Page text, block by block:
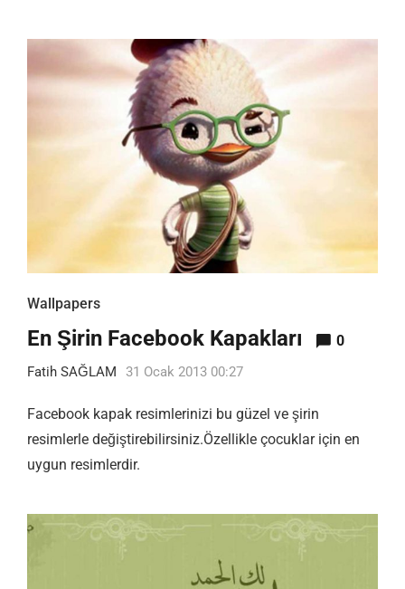
Wallpapers
En Şirin Facebook Kapakları 0
Fatih SAĞLAM 31 Ocak 2013 00:27
Facebook kapak resimlerinizi bu güzel ve şirin
resimlerle değiştirebilirsiniz.Özellikle çocuklar için en
uygun resimlerdir.